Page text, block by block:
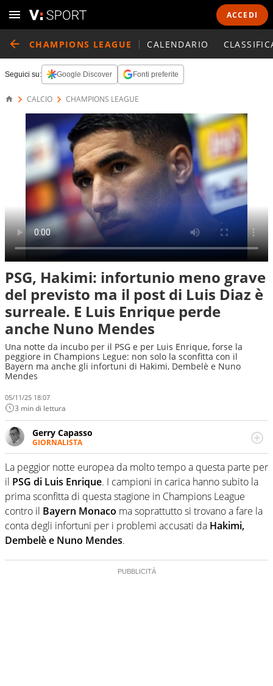
ACCEDI
CHAMPIONS LEAGUE CALENDARIO
Seguici su: Google Discover Fonti preferite
CALCIO CHAMPIONS LEAGUE
PSG, Hakimi: infortunio meno grave
del previsto ma il post di Luis Diaz è
surreale. E Luis Enrique perde
anche Nuno Mendes
Una notte da incubo per il PSG e per Luis Enrique, forse la
peggiore in Champions Legue: non solo la sconfitta con il
Bayern ma anche gli infortuni di Hakimi, Dembelè e Nuno
Mendes
05/11/25 18:07
3 min di lettura
Gerry Capasso
GIORNALISTA
Per lui gli sport americani non hanno segreti: basket,
football, baseball e la capacità innata di trovare la notizia
dove altri non vedono granché
La peggior notte europea da molto tempo a questa parte per
il PSG di Luis Enrique. I campioni in carica hanno subito la
prima sconfitta di questa stagione in Champions League
contro il Bayern Monaco ma soprattutto si trovano a fare la
conta degli infortuni per i problemi accusati da Hakimi,
Dembelè e Nuno Mendes.